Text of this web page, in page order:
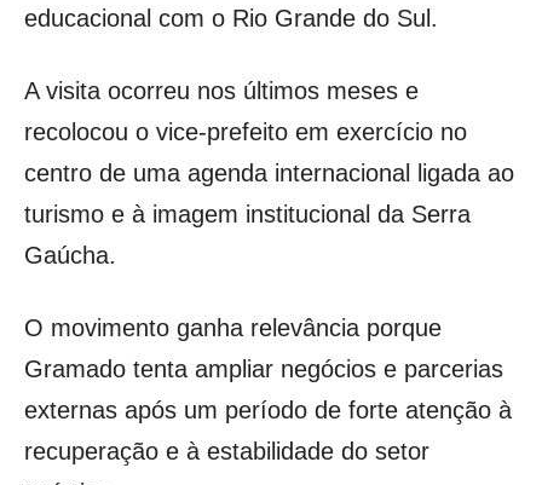
educacional com o Rio Grande do Sul.
A visita ocorreu nos últimos meses e
recolocou o vice-prefeito em exercício no
centro de uma agenda internacional ligada ao
turismo e à imagem institucional da Serra
Gaúcha.
O movimento ganha relevância porque
Gramado tenta ampliar negócios e parcerias
externas após um período de forte atenção à
recuperação e à estabilidade do setor